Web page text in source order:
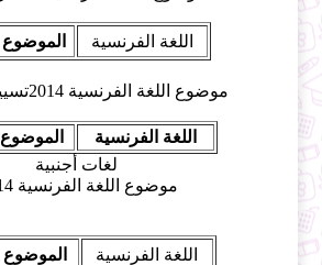
الموضوع اللغة الفرنسية
موضوع اللغة الفرنسية 2014تسيير و اقتصاد
الموضوع
اللغة الفرنسية
موضوع اللغة الفرنسية 2014
الموضوع اللغة الفرنسية